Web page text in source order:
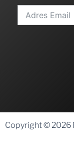
Copyright © 2026